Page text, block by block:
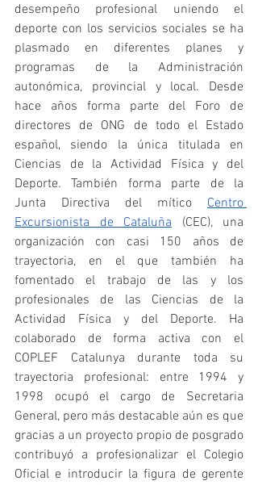
desempeño profesional uniendo el
deporte con los servicios sociales se ha
plasmado en diferentes planes y
programas de la Administración
autonómica, provincial y local. Desde
hace años forma parte del Foro de
directores de ONG de todo el Estado
español, siendo la única titulada en
Ciencias de la Actividad Física y del
Deporte. También forma parte de la
Junta Directiva del mítico Centro
Excursionista de Cataluña (CEC), una
organización con casi 150 años de
trayectoria, en el que también ha
fomentado el trabajo de las y los
profesionales de las Ciencias de la
Actividad Física y del Deporte. Ha
colaborado de forma activa con el
COPLEF Catalunya durante toda su
trayectoria profesional: entre 1994 y
1998 ocupó el cargo de Secretaria
General, pero más destacable aún es que
gracias a un proyecto propio de posgrado
contribuyó a profesionalizar el Colegio
Oficial e introducir la figura de gerente